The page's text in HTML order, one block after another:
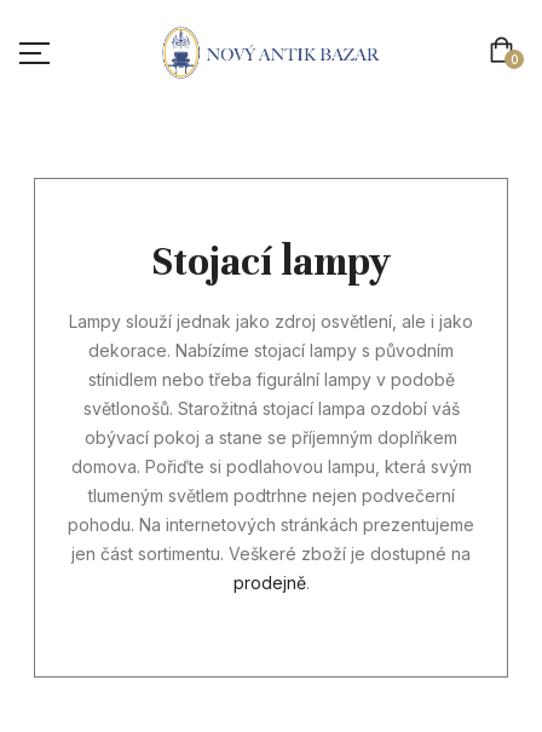
0
Stojací lampy
Lampy slouží jednak jako zdroj osvětlení, ale i jako
dekorace. Nabízíme stojací lampy s původním
stínidlem nebo třeba figurální lampy v podobě
světlonošů. Starožitná stojací lampa ozdobí váš
obývací pokoj a stane se příjemným doplňkem
domova. Pořiďte si podlahovou lampu, která svým
tlumeným světlem podtrhne nejen podvečerní
pohodu. Na internetových stránkách prezentujeme
jen část sortimentu. Veškeré zboží je dostupné na
prodejně.